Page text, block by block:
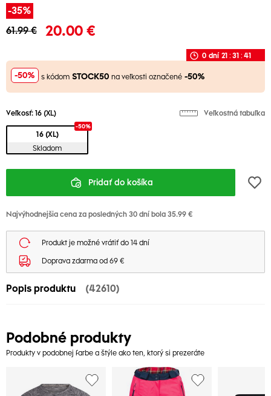
-35%
61.99 €
20.00 €
0 dní 21 : 31 : 41
-50% s kódom STOCK50 na veľkosti označené -50%
Veľkosť: 16 (XL) Veľkostná tabuľka
-50%
16 (XL)
Skladom
Pridať do košíka
Najvýhodnejšia cena za posledných 30 dní bola 35.99 €
Produkt je možné vrátiť do 14 dní
Doprava zdarma od 69 €
Popis produktu (42610)
Podobné produkty
Produkty v podobnej farbe a štýle ako ten, ktorý si prezeráte